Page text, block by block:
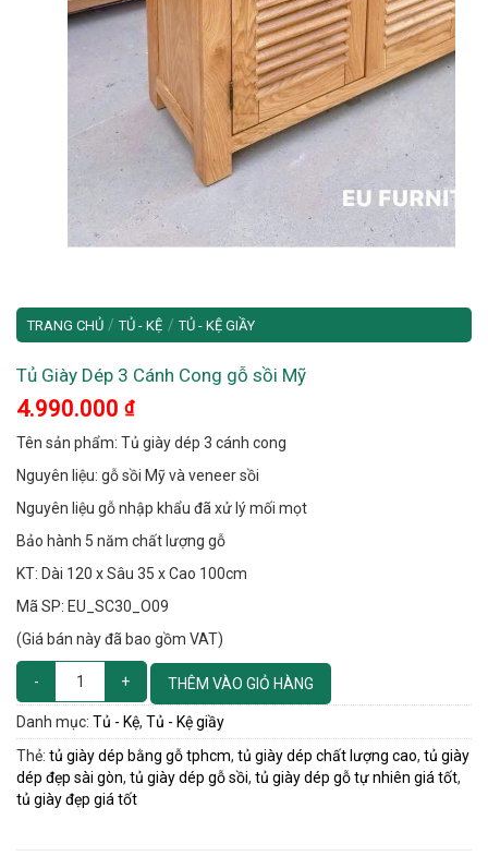
TRANG CHỦ / TỦ - KỆ / TỦ - KỆ GIẦY
Tủ Giày Dép 3 Cánh Cong gỗ sồi Mỹ
4.990.000 ₫
Tên sản phẩm: Tủ giày dép 3 cánh cong
Nguyên liệu: gỗ sồi Mỹ và veneer sồi
Nguyên liệu gỗ nhập khẩu đã xử lý mối mọt
Bảo hành 5 năm chất lượng gỗ
KT: Dài 120 x Sâu 35 x Cao 100cm
Mã SP: EU_SC30_O09
(Giá bán này đã bao gồm VAT)
THÊM VÀO GIỎ HÀNG
Danh mục: Tủ - Kệ, Tủ - Kệ giầy
Thẻ: tủ giày dép bằng gỗ tphcm, tủ giày dép chất lượng cao, tủ giày
dép đẹp sài gòn, tủ giày dép gỗ sồi, tủ giày dép gỗ tự nhiên giá tốt,
tủ giày đẹp giá tốt